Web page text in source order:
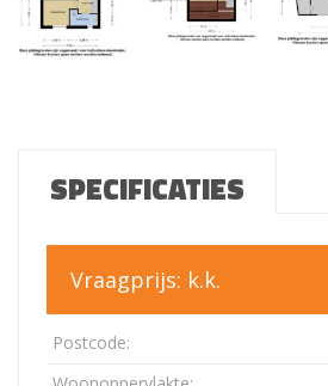
SPECIFICATIES
Vraagprijs: k.k.
Postcode: